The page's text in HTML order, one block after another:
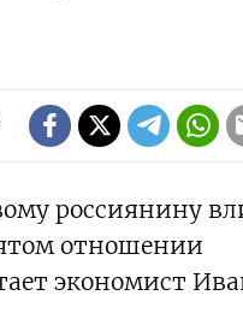
россиянину
отношении
экономист